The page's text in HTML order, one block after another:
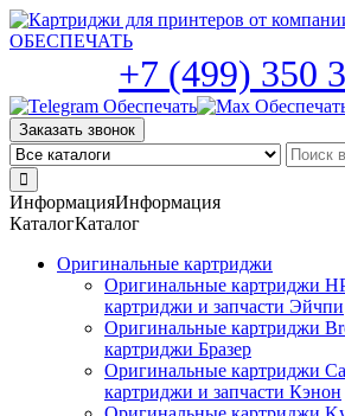
Skip
to
+7 (499) 350
Заказать звонок
ИнформацияИнформация
КаталогКаталог
Оригинальные картриджи
Оригинальные картриджи
картриджи и запчасти Эйчпи
Оригинальные картриджи
картриджи Бразер
Оригинальные картриджи
картриджи и запчасти Кэнон